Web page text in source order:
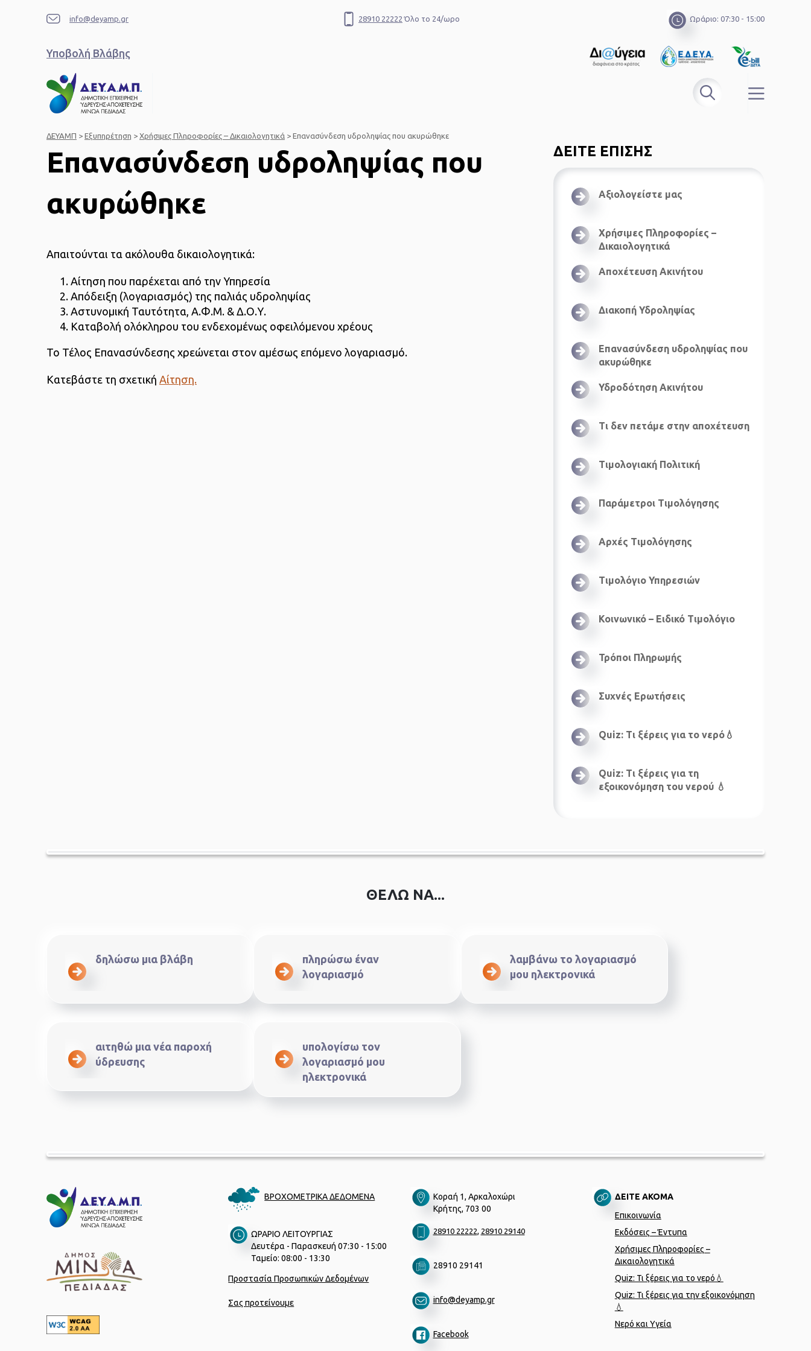
info@deyamp.gr 28910 22222 Όλο το 24/ωρο Ωράριο: 07:30 - 15:00
Υποβολή Βλάβης
ΔΕΥΑΜΠ > Εξυπηρέτηση > Χρήσιμες Πληροφορίες – Δικαιολογητικά > Επανασύνδεση υδροληψίας που ακυρώθηκε
Επανασύνδεση υδροληψίας που
ακυρώθηκε
Απαιτούνται τα ακόλουθα δικαιολογητικά:
Αίτηση που παρέχεται από την Υπηρεσία
Απόδειξη (λογαριασμός) της παλιάς υδροληψίας
Αστυνομική Ταυτότητα, Α.Φ.Μ. & Δ.Ο.Υ.
Καταβολή ολόκληρου του ενδεχομένως οφειλόμενου χρέους
Το Τέλος Επανασύνδεσης χρεώνεται στον αμέσως επόμενο λογαριασμό.
Κατεβάστε τη σχετική Αίτηση.
ΔΕΙΤΕ ΕΠΙΣΗΣ
Αξιολογείστε μας
Χρήσιμες Πληροφορίες –
Δικαιολογητικά
Αποχέτευση Ακινήτου
Διακοπή Υδροληψίας
Επανασύνδεση υδροληψίας που
ακυρώθηκε
Υδροδότηση Ακινήτου
Τι δεν πετάμε στην αποχέτευση
Τιμολογιακή Πολιτική
Παράμετροι Τιμολόγησης
Αρχές Τιμολόγησης
Τιμολόγιο Υπηρεσιών
Κοινωνικό – Ειδικό Τιμολόγιο
Τρόποι Πληρωμής
Συχνές Ερωτήσεις
Quiz: Τι ξέρεις για το νερό💧
Quiz: Τι ξέρεις για τη
εξοικονόμηση του νερού 💧
ΘΕΛΩ ΝΑ...
δηλώσω μια βλάβη
πληρώσω έναν
λογαριασμό
λαμβάνω το λογαριασμό
μου ηλεκτρονικά
αιτηθώ μια νέα παροχή
ύδρευσης
υπολογίσω τον
λογαριασμό μου
ηλεκτρονικά
ΒΡΟΧΟΜΕΤΡΙΚΑ ΔΕΔΟΜΕΝΑ
ΩΡΑΡΙΟ ΛΕΙΤΟΥΡΓΙΑΣ
Δευτέρα - Παρασκευή 07:30 - 15:00
Ταμείο: 08:00 - 13:30
Προστασία Προσωπικών Δεδομένων
Σας προτείνουμε
Κοραή 1, Αρκαλοχώρι
Κρήτης, 703 00
28910 22222, 28910 29140
28910 29141
info@deyamp.gr
Facebook
ΔΕΙΤΕ ΑΚΟΜΑ
Επικοινωνία
Εκδόσεις – Έντυπα
Χρήσιμες Πληροφορίες –
Δικαιολογητικά
Quiz: Τι ξέρεις για το νερό💧
Quiz: Τι ξέρεις για την εξοικονόμηση
💧
Νερό και Υγεία